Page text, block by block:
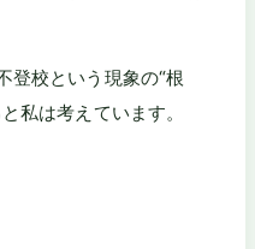
登校という現象の“根
私は考えています。